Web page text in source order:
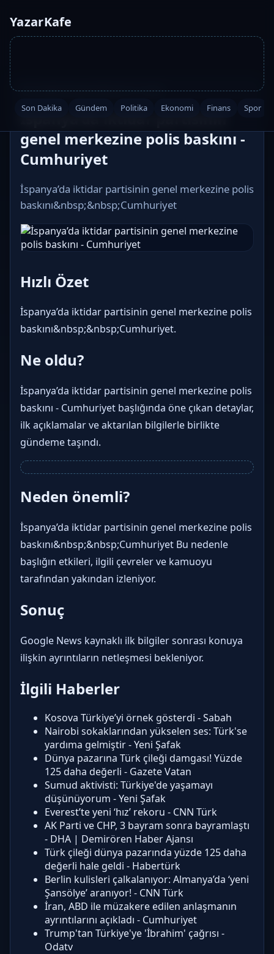
YazarKafe
Son Dakika Gündem Politika Ekonomi Finans Spor
Ana Sayfa·Dünya·2026-05-27 10:45
genel merkezine polis baskını -
Cumhuriyet
İspanya’da iktidar partisinin genel merkezine polis
baskını&nbsp;&nbsp;Cumhuriyet
Hızlı Özet
İspanya’da iktidar partisinin genel merkezine polis
baskını&nbsp;&nbsp;Cumhuriyet.
Ne oldu?
İspanya’da iktidar partisinin genel merkezine polis
baskını - Cumhuriyet başlığında öne çıkan detaylar,
ilk açıklamalar ve aktarılan bilgilerle birlikte
gündeme taşındı.
Neden önemli?
İspanya’da iktidar partisinin genel merkezine polis
baskını&nbsp;&nbsp;Cumhuriyet Bu nedenle
başlığın etkileri, ilgili çevreler ve kamuoyu
tarafından yakından izleniyor.
Sonuç
Google News kaynaklı ilk bilgiler sonrası konuya
ilişkin ayrıntıların netleşmesi bekleniyor.
İlgili Haberler
Kosova Türkiye’yi örnek gösterdi - Sabah
Nairobi sokaklarından yükselen ses: Türk'se
yardıma gelmiştir - Yeni Şafak
Dünya pazarına Türk çileği damgası! Yüzde
125 daha değerli - Gazete Vatan
Sumud aktivisti: Türkiye'de yaşamayı
düşünüyorum - Yeni Şafak
Everest’te yeni ‘hız’ rekoru - CNN Türk
AK Parti ve CHP, 3 bayram sonra bayramlaştı
- DHA | Demirören Haber Ajansı
Türk çileği dünya pazarında yüzde 125 daha
değerli hale geldi - Habertürk
Berlin kulisleri çalkalanıyor: Almanya’da ‘yeni
Şansölye’ aranıyor! - CNN Türk
İran, ABD ile müzakere edilen anlaşmanın
ayrıntılarını açıkladı - Cumhuriyet
Trump'tan Türkiye'ye 'İbrahim' çağrısı -
Odatv